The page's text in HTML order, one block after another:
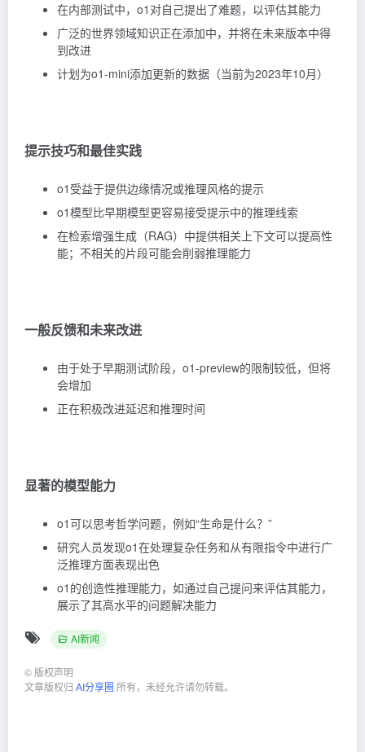
在内部测试中，o1对自己提出了难题，以评估其能力
广泛的世界领域知识正在添加中，并将在未来版本中得
到改进
计划为o1-mini添加更新的数据（当前为2023年10月）
提示技巧和最佳实践
o1受益于提供边缘情况或推理风格的提示
o1模型比早期模型更容易接受提示中的推理线索
在检索增强生成（RAG）中提供相关上下文可以提高性
能；不相关的片段可能会削弱推理能力
一般反馈和未来改进
由于处于早期测试阶段，o1-preview的限制较低，但将
会增加
正在积极改进延迟和推理时间
显著的模型能力
o1可以思考哲学问题，例如“生命是什么？”
研究人员发现o1在处理复杂任务和从有限指令中进行广
泛推理方面表现出色
o1的创造性推理能力，如通过自己提问来评估其能力，
展示了其高水平的问题解决能力
AI新闻
©版权声明
文章版权归 AI分享圈 所有，未经允许请勿转载。